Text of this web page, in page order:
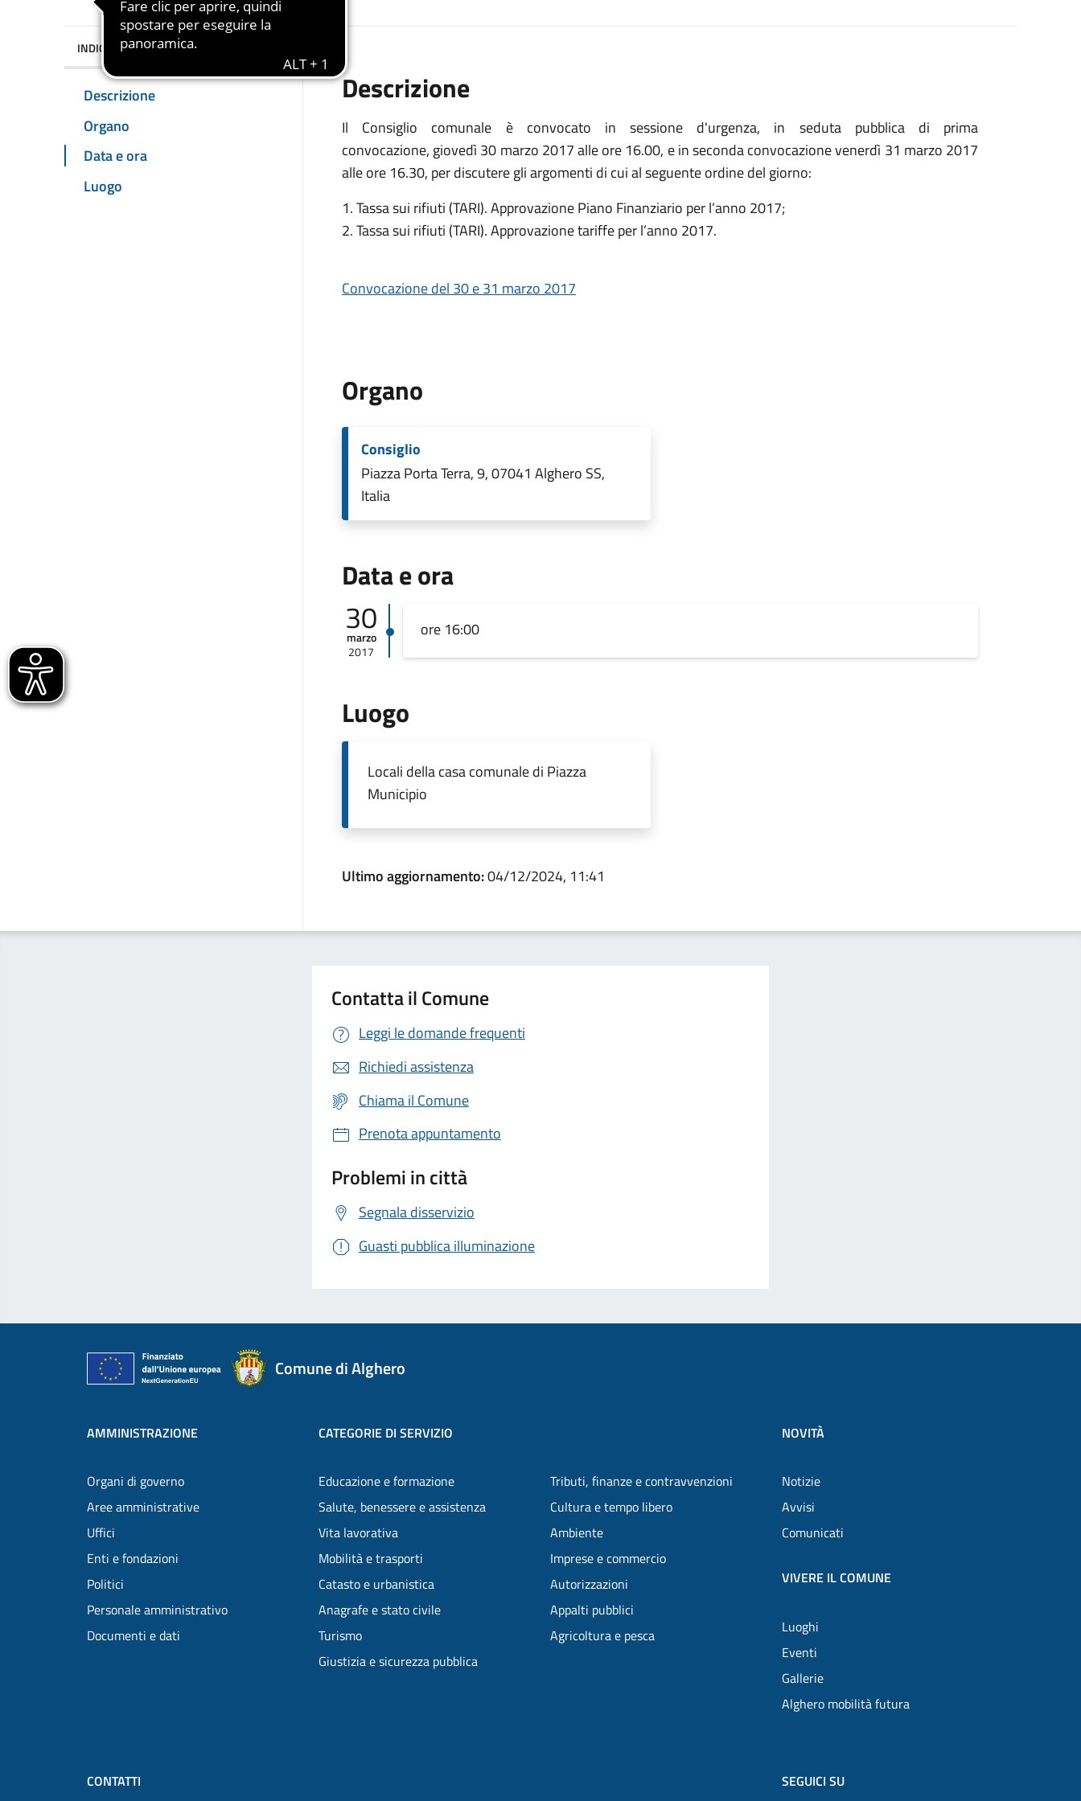
INDICE DELLA PAGINA
Descrizione
Organo
Data e ora
Luogo
Descrizione
Il Consiglio comunale è convocato in sessione d'urgenza, in seduta pubblica di prima
convocazione, giovedì 30 marzo 2017 alle ore 16.00, e in seconda convocazione venerdì 31 marzo 2017
alle ore 16.30, per discutere gli argomenti di cui al seguente ordine del giorno:
1. Tassa sui rifiuti (TARI). Approvazione Piano Finanziario per l’anno 2017;
2. Tassa sui rifiuti (TARI). Approvazione tariffe per l’anno 2017.
Convocazione del 30 e 31 marzo 2017
Organo
Consiglio
Piazza Porta Terra, 9, 07041 Alghero SS,
Italia
Data e ora
30
marzo
2017
ore 16:00
Luogo
Locali della casa comunale di Piazza
Municipio
Ultimo aggiornamento:04/12/2024, 11:41
Contatta il Comune
Leggi le domande frequenti
Richiedi assistenza
Chiama il Comune
Prenota appuntamento
Problemi in città
Segnala disservizio
Guasti pubblica illuminazione
Comune di Alghero
AMMINISTRAZIONE
Organi di governo
Aree amministrative
Uffici
Enti e fondazioni
Politici
Personale amministrativo
Documenti e dati
CATEGORIE DI SERVIZIO
Educazione e formazione
Salute, benessere e assistenza
Vita lavorativa
Mobilità e trasporti
Catasto e urbanistica
Anagrafe e stato civile
Turismo
Giustizia e sicurezza pubblica
Tributi, finanze e contravvenzioni
Cultura e tempo libero
Ambiente
Imprese e commercio
Autorizzazioni
Appalti pubblici
Agricoltura e pesca
NOVITÀ
Notizie
Avvisi
Comunicati
VIVERE IL COMUNE
Luoghi
Eventi
Gallerie
Alghero mobilità futura
CONTATTI SEGUICI SU